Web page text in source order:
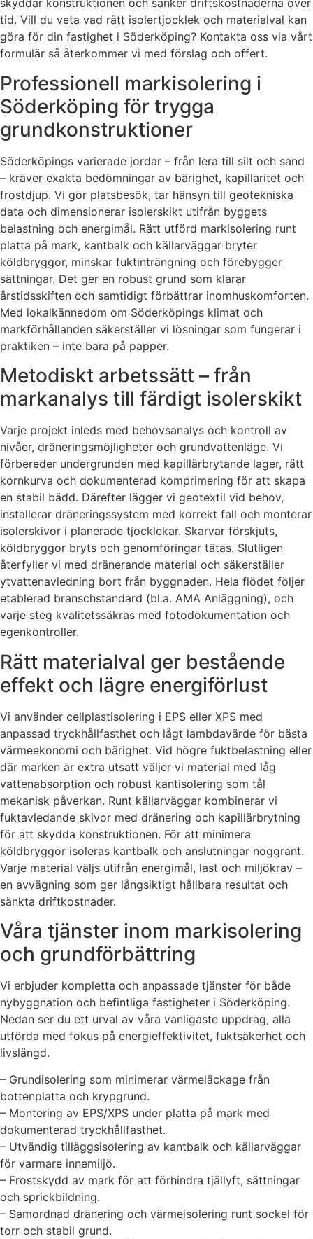
skyddar konstruktionen och sänker driftskostnaderna över
tid. Vill du veta vad rätt isolertjocklek och materialval kan
göra för din fastighet i Söderköping? Kontakta oss via vårt
formulär så återkommer vi med förslag och offert.
Professionell markisolering i
Söderköping för trygga
grundkonstruktioner
Söderköpings varierade jordar – från lera till silt och sand
– kräver exakta bedömningar av bärighet, kapillaritet och
frostdjup. Vi gör platsbesök, tar hänsyn till geotekniska
data och dimensionerar isolerskikt utifrån byggets
belastning och energimål. Rätt utförd markisolering runt
platta på mark, kantbalk och källarväggar bryter
köldbryggor, minskar fuktinträngning och förebygger
sättningar. Det ger en robust grund som klarar
årstidsskiften och samtidigt förbättrar inomhuskomforten.
Med lokalkännedom om Söderköpings klimat och
markförhållanden säkerställer vi lösningar som fungerar i
praktiken – inte bara på papper.
Metodiskt arbetssätt – från
markanalys till färdigt isolerskikt
Varje projekt inleds med behovsanalys och kontroll av
nivåer, dräneringsmöjligheter och grundvattenläge. Vi
förbereder undergrunden med kapillärbrytande lager, rätt
kornkurva och dokumenterad komprimering för att skapa
en stabil bädd. Därefter lägger vi geotextil vid behov,
installerar dräneringssystem med korrekt fall och monterar
isolerskivor i planerade tjocklekar. Skarvar förskjuts,
köldbryggor bryts och genomföringar tätas. Slutligen
återfyller vi med dränerande material och säkerställer
ytvattenavledning bort från byggnaden. Hela flödet följer
etablerad branschstandard (bl.a. AMA Anläggning), och
varje steg kvalitetssäkras med fotodokumentation och
egenkontroller.
Rätt materialval ger bestående
effekt och lägre energiförlust
Vi använder cellplastisolering i EPS eller XPS med
anpassad tryckhållfasthet och lågt lambdavärde för bästa
värmeekonomi och bärighet. Vid högre fuktbelastning eller
där marken är extra utsatt väljer vi material med låg
vattenabsorption och robust kantisolering som tål
mekanisk påverkan. Runt källarväggar kombinerar vi
fuktavledande skivor med dränering och kapillärbrytning
för att skydda konstruktionen. För att minimera
köldbryggor isoleras kantbalk och anslutningar noggrant.
Varje material väljs utifrån energimål, last och miljökrav –
en avvägning som ger långsiktigt hållbara resultat och
sänkta driftkostnader.
Våra tjänster inom markisolering
och grundförbättring
Vi erbjuder kompletta och anpassade tjänster för både
nybyggnation och befintliga fastigheter i Söderköping.
Nedan ser du ett urval av våra vanligaste uppdrag, alla
utförda med fokus på energieffektivitet, fuktsäkerhet och
livslängd.
– Grundisolering som minimerar värmeläckage från
bottenplatta och krypgrund.
– Montering av EPS/XPS under platta på mark med
dokumenterad tryckhållfasthet.
– Utvändig tilläggsisolering av kantbalk och källarväggar
för varmare innemiljö.
– Frostskydd av mark för att förhindra tjällyft, sättningar
och sprickbildning.
– Samordnad dränering och värmeisolering runt sockel för
torr och stabil grund.